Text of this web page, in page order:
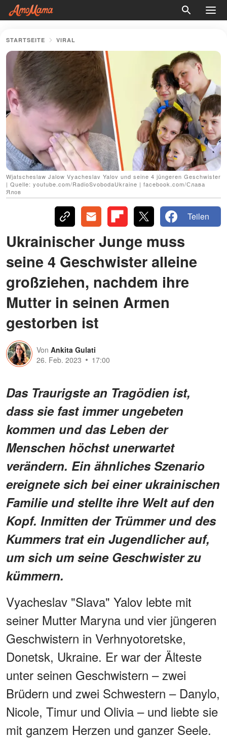
STARTSEITE VIRAL
Wjatscheslaw Jalow Vyacheslav Yalov und seine 4 jüngeren Geschwister
| Quelle: youtube.com/RadioSvobodaUkraine | facebook.com/Слава
Ялов
Teilen
Ukrainischer Junge muss
seine 4 Geschwister alleine
großziehen, nachdem ihre
Mutter in seinen Armen
gestorben ist
Von Ankita Gulati
26. Feb. 2023
17:00
Das Traurigste an Tragödien ist,
dass sie fast immer ungebeten
kommen und das Leben der
Menschen höchst unerwartet
verändern. Ein ähnliches Szenario
ereignete sich bei einer ukrainischen
Familie und stellte ihre Welt auf den
Kopf. Inmitten der Trümmer und des
Kummers trat ein Jugendlicher auf,
um sich um seine Geschwister zu
kümmern.
Vyacheslav "Slava" Yalov lebte mit
seiner Mutter Maryna und vier jüngeren
Geschwistern in Verhnyotoretske,
Donetsk, Ukraine. Er war der Älteste
unter seinen Geschwistern – zwei
Brüdern und zwei Schwestern – Danylo,
Nicole, Timur und Olivia – und liebte sie
mit ganzem Herzen und ganzer Seele.